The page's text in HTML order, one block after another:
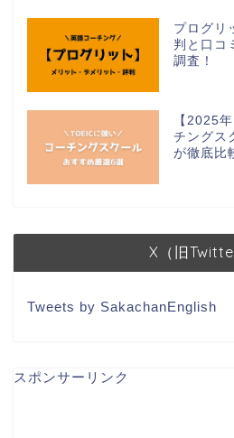
プログリ
判と口コ
調査！
【2025
チングス
が徹底比
X（旧
Tweets by SakachanEnglish
スポンサーリンク